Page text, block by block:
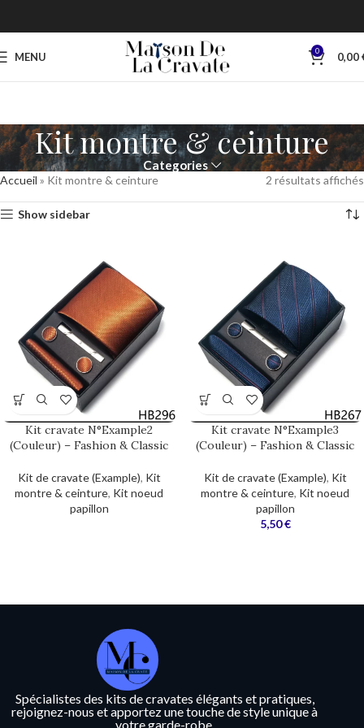
MENU 0 0,00
Kit montre & ceinture
Categories
Accueil » Kit montre & ceinture 2 résultats affichés
Show sidebar
Kit cravate N°Example2
(Couleur) – Fashion & Classic
Kit de cravate (Example), Kit
montre & ceinture, Kit noeud
papillon
Kit cravate N°Example3
(Couleur) – Fashion & Classic
Kit de cravate (Example), Kit
montre & ceinture, Kit noeud
papillon
5,50€
Spécialistes des kits de cravates élégants et pratiques,
rejoignez-nous et apportez une touche de style unique à
votre garde-robe.